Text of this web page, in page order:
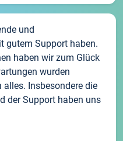
und
gutem Support haben.
haben wir zum Glück
wurden
Insbesondere die
der Support haben uns